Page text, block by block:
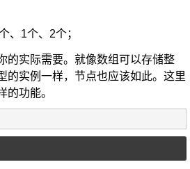
、1个、2个；
的实际需要。就像数组可以存储整
的实例一样，节点也应该如此。这里
的功能。